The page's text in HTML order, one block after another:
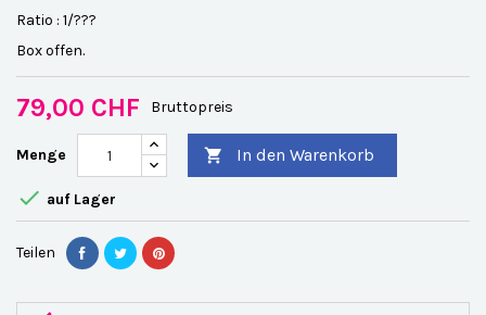
Ratio : 1/???
Box offen.
79,00 CHF Bruttopreis
Menge  In den Warenkorb
 auf Lager
Teilen